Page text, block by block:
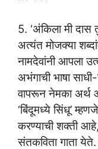
5. ‘अंकिला मी
अत्यंत मोजक्या
नामदेवांनी आपला
अभंगाची भाषा
वापरून नेमका अर्थ
‘बिंदूमध्ये सिंधू’
करण्याची शक्ती
संतकविता गाता